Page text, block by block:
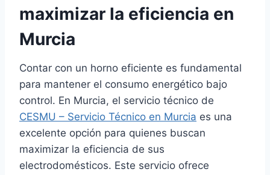
maximizar la eficiencia en
Murcia
Contar con un horno eficiente es fundamental
para mantener el consumo energético bajo
control. En Murcia, el servicio técnico de
CESMU – Servicio Técnico en Murcia es una
excelente opción para quienes buscan
maximizar la eficiencia de sus
electrodomésticos. Este servicio ofrece